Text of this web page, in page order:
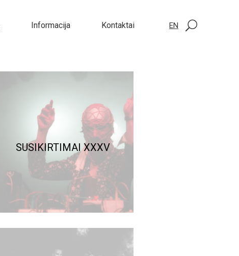
Informacija Kontaktai EN
SUSIKIRTIMAI XXXV